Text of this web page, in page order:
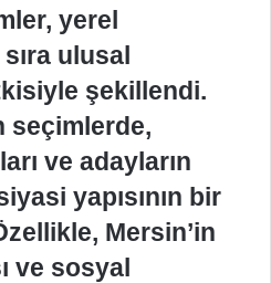
yerel
ulusal
şekillendi.
seçimlerde,
ve adayların
yapısının bir
Mersin’in
ve sosyal